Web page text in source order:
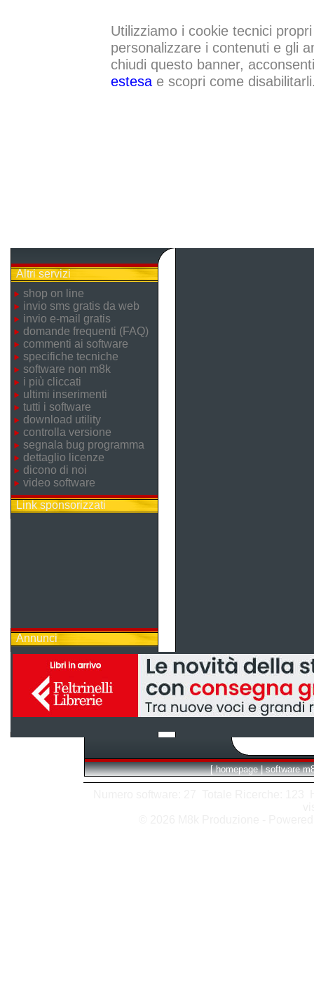
Utilizziamo i cookie tecnici
personalizzare i contenuti e gli
chiudi questo banner,
estesae scopri come
Altri servizi
shop on line
invio sms gratis da web
invio e-mail gratis
domande frequenti (FAQ)
commenti ai software
specifiche tecniche
software non m8k
i più cliccati
ultimi inserimenti
tutti i software
download utility
controlla versione
segnala bug programma
dettaglio licenze
dicono di noi
video software
Link sponsorizzati
Annunci
[ homepage | software